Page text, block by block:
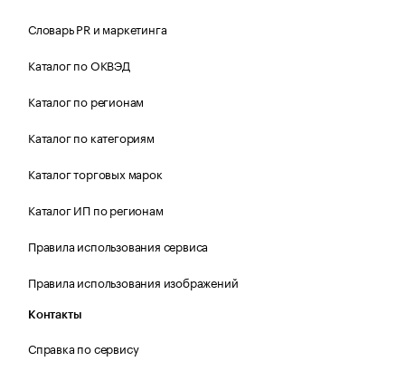
Словарь PR и маркетинга
Каталог по ОКВЭД
Каталог по регионам
Каталог по категориям
Каталог торговых марок
Каталог ИП по регионам
Правила использования сервиса
Правила использования изображений
Контакты
Справка по сервису